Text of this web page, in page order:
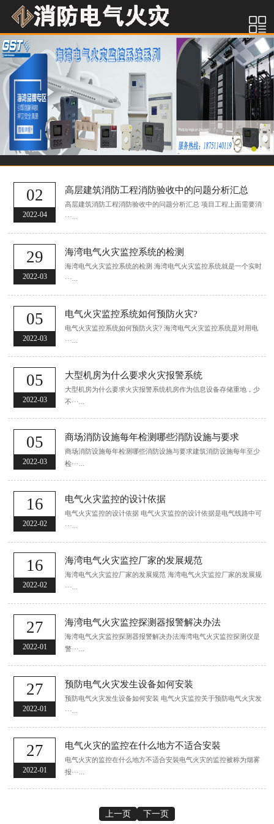
02
2022-04
高层建筑消防工程消防验收中的问题分析汇总
高层建筑消防工程消防验收中的问题分析汇总 项目工程上面需要消
···...
29
2022-03
海湾电气火灾监控系统的检测
海湾电气火灾监控系统的检测 海湾电气火灾监控系统就是一个实时
···...
05
2022-03
电气火灾监控系统如何预防火灾?
电气火灾监控系统如何预防火灾? 海湾电气火灾监控系统是对用电
···...
05
2022-03
大型机房为什么要求火灾报警系统
大型机房为什么要求火灾报警系统机房作为信息设备存储重地，少
不···...
05
2022-03
商场消防设施每年检测哪些消防设施与要求
商场消防设施每年检测哪些消防设施与要求建筑消防设施每年至少
检···...
16
2022-02
电气火灾监控的设计依据
电气火灾监控的设计依据 电气火灾监控的设计依据是电气线路中可
···...
16
2022-02
海湾电气火灾监控厂家的发展规范
海湾电气火灾监控厂家的发展规范 海湾电气火灾监控厂家的发展规
···...
27
2022-01
海湾电气火灾监控探测器报警解决办法
海湾电气火灾监控探测器报警解决办法海湾电气火灾监控探测仪是
警···...
27
2022-01
预防电气火灾发生设备如何安装
预防电气火灾发生设备如何安装 电气火灾监控关于预防电气火灾发
···...
27
2022-01
电气火灾的监控在什么地方不适合安裝
电气火灾的监控在什么地方不适合安裝电气火灾的监控被称为烟雾
报···...
上一页 下一页